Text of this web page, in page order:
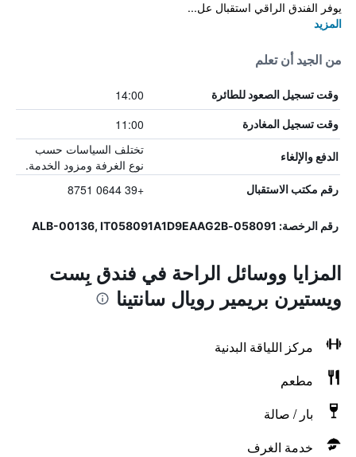
يوفر الفندق الراقي استقبال عل...
المزيد
من الجيد أن تعلم
وقت تسجيل الصعود للطائرة 14:00
وقت تسجيل المغادرة 11:00
الدفع والإلغاء
تختلف السياسات حسب
نوع الغرفة ومزود الخدمة.
رقم مكتب الاستقبال +39 0644 8751
رقم الرخصة: 058091-ALB-00136, IT058091A1D9EAAG2B
المزايا ووسائل الراحة في فندق بِست
ويستيرن بريمير رويال سانتينا
مركز اللياقة البدنية
مطعم
بار / صالة
خدمة الغرف